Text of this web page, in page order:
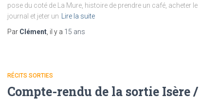
pose du coté de La Mure, histoire de prendre un café, acheter le
journal et jeter un
Lire la suite
Par Clément , il y a 15 ans
RÉCITS SORTIES
Compte-rendu de la sortie Isère /